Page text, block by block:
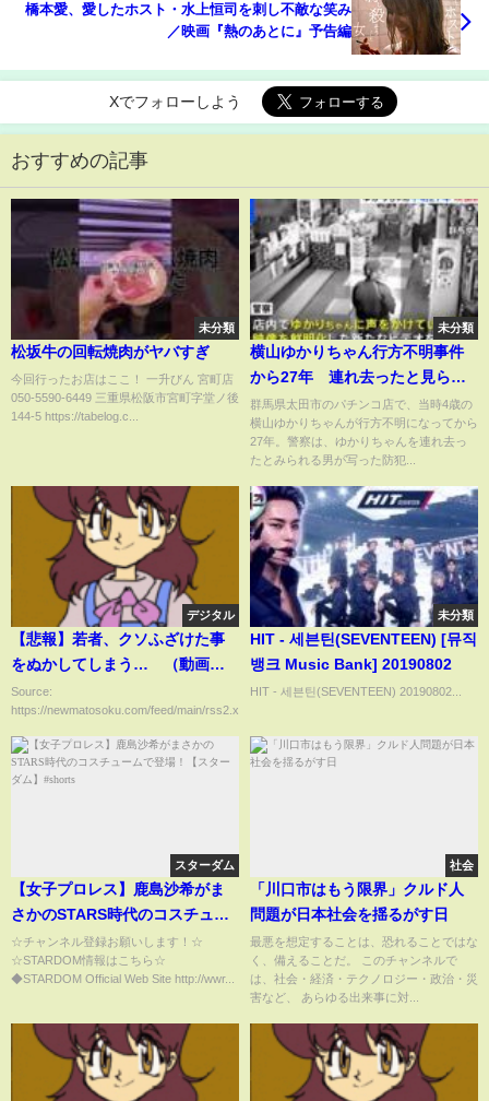
橋本愛、愛したホスト・水上恒司を刺し不敵な笑み
／映画『熱のあとに』予告編
Xでフォローしよう
おすすめの記事
未分類
松坂牛の回転焼肉がヤバすぎ
今回行ったお店はここ！ 一升びん 宮町店
050-5590-6449 三重県松阪市宮町字堂ノ後
144-5 https://tabelog.c...
未分類
横山ゆかりちゃん行方不明事件
から27年 連れ去ったと見られ
る男の鮮明化映像公開し情報提
供呼びかけ 群馬県警｜
TBS NEWS DIG
群馬県太田市のパチンコ店で、当時4歳の
横山ゆかりちゃんが行方不明になってから
27年。警察は、ゆかりちゃんを連れ去っ
たとみられる男が写った防犯...
デジタル
【悲報】若者、クソふざけた事
をぬかしてしまう… （動画あ
り）
Source:
https://newmatosoku.com/feed/main/rss2.xml...
未分類
HIT - 세븐틴(SEVENTEEN) [뮤직
뱅크 Music Bank] 20190802
HIT - 세븐틴(SEVENTEEN) 20190802...
スターダム
【女子プロレス】鹿島沙希がま
さかのSTARS時代のコスチュー
ムで登場！【スターダム】
#shorts
☆チャンネル登録お願いします！☆
☆STARDOM情報はこちら☆
◆STARDOM Official Web Site http://wwr...
社会
「川口市はもう限界」クルド人
問題が日本社会を揺るがす日
最悪を想定することは、恐れることではな
く、備えることだ。 このチャンネルで
は、社会・経済・テクノロジー・政治・災
害など、 あらゆる出来事に対...